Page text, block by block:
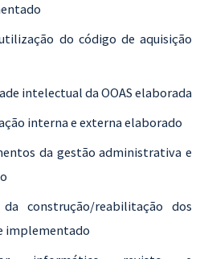
do código de aquisição
intelectual da OOAS elaborada
interna e externa elaborado
da gestão administrativa e
construção/reabilitação dos
implementado